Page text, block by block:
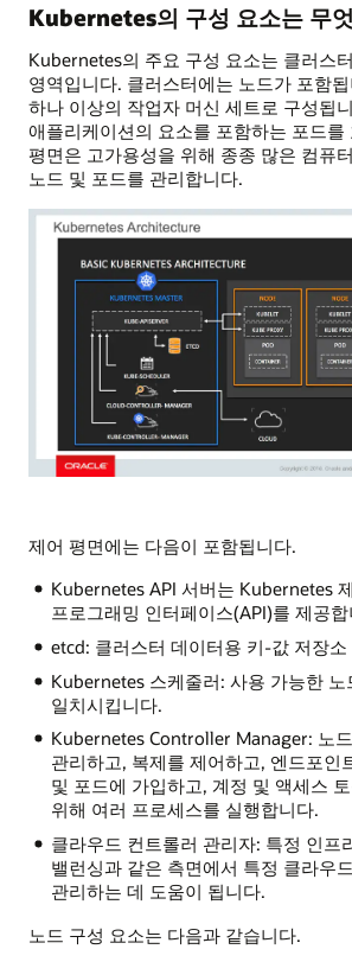
Kubernetes의 구성 요소는 무
Kubernetes의 주요 구성 요소는 클러스
영역입니다. 클러스터에는 노드가 포함
하나 이상의 작업자 머신 세트로 구성됩
애플리케이션의 요소를 포함하는 포드를
평면은 고가용성을 위해 종종 많은 컴퓨
노드 및 포드를 관리합니다.
제어 평면에는 다음이 포함됩니다.
Kubernetes API 서버는 Kubernetes
프로그래밍 인터페이스(API)를 제공
etcd: 클러스터 데이터용 키-값 저장소
Kubernetes 스케줄러: 사용 가능한 노
일치시킵니다.
Kubernetes Controller Manager: 노
관리하고, 복제를 제어하고, 엔드포인
및 포드에 가입하고, 계정 및 액세스
위해 여러 프로세스를 실행합니다.
클라우드 컨트롤러 관리자: 특정 인프
밸런싱과 같은 측면에서 특정 클라우
관리하는 데 도움이 됩니다.
노드 구성 요소는 다음과 같습니다.